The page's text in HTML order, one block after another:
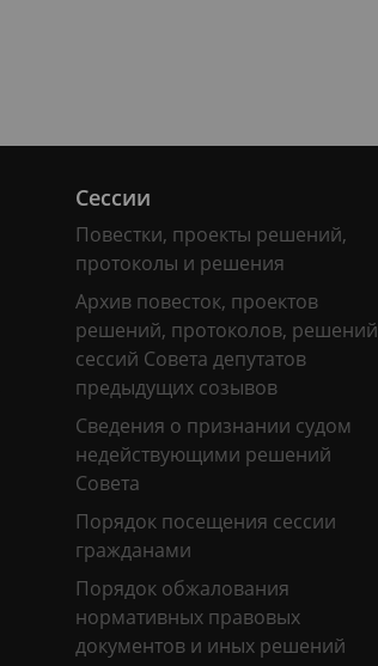
Сессии
Повестки, проекты решений,
протоколы и решения
Архив повесток, проектов
решений, протоколов, решений
сессий Совета депутатов
предыдущих созывов
Сведения о признании судом
недействующими решений
Совета
Порядок посещения сессии
гражданами
Порядок обжалования
нормативных правовых
документов и иных решений